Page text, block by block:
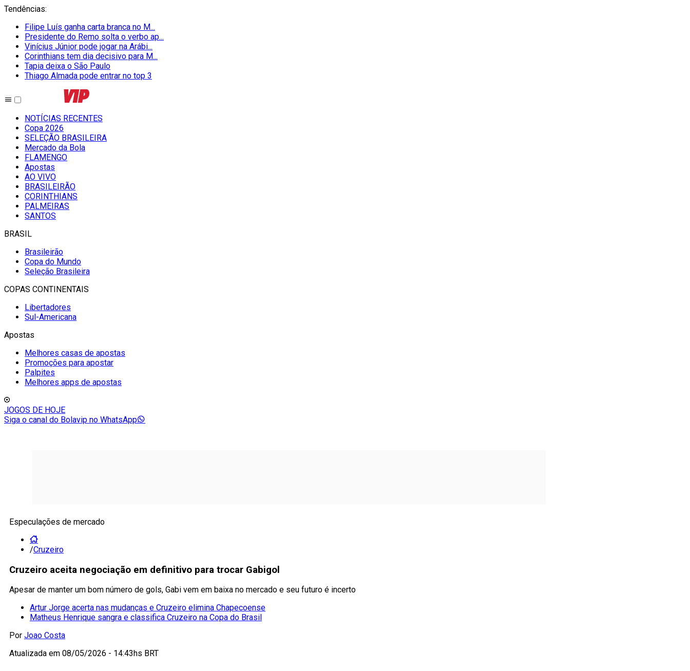
Tendências:
Filipe Luís ganha carta branca no M...
Presidente do Remo solta o verbo ap...
Vinícius Júnior pode jogar na Arábi...
Corinthians tem dia decisivo para M...
Tapia deixa o São Paulo
Thiago Almada pode entrar no top 3
NOTÍCIAS RECENTES
Copa 2026
SELEÇÃO BRASILEIRA
Mercado da Bola
FLAMENGO
Apostas
AO VIVO
BRASILEIRÃO
CORINTHIANS
PALMEIRAS
SANTOS
BRASIL
Brasileirão
Copa do Mundo
Seleção Brasileira
COPAS CONTINENTAIS
Libertadores
Sul-Americana
Apostas
Melhores casas de apostas
Promoções para apostar
Palpites
Melhores apps de apostas
JOGOS DE HOJE
Siga o canal do Bolavip no WhatsApp
Especulações de mercado
/Cruzeiro
Cruzeiro aceita negociação em definitivo para trocar Gabigol
Apesar de manter um bom número de gols, Gabi vem em baixa no mercado e seu futuro é incerto
Artur Jorge acerta nas mudanças e Cruzeiro elimina Chapecoense
Matheus Henrique sangra e classifica Cruzeiro na Copa do Brasil
Por Joao Costa
Atualizada em 08/05/2026 - 14:43hs BRT